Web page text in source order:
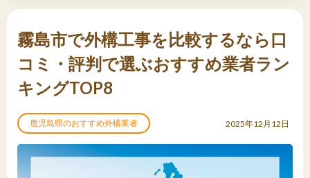
霧島市で外構工事を比較するなら口
コミ・評判で選ぶおすすめ業者ラン
キングTOP8
鹿児島県のおすすめ外構業者 2025年12月12日